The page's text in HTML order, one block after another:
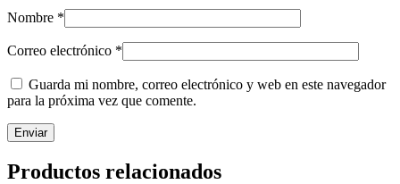
Nombre *
Correo electrónico *
Guarda mi nombre, correo electrónico y web en este navegador
para la próxima vez que comente.
Productos relacionados